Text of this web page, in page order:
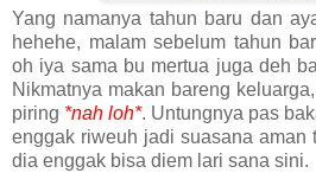
Yang namanya tahun baru dan
hehehe, malam sebelum tahun
oh iya sama bu mertua juga deh
Nikmatnya makan bareng
piring *nah loh*. Untungnya pas
enggak riweuh jadi suasana aman
dia enggak bisa diem lari sana sini.